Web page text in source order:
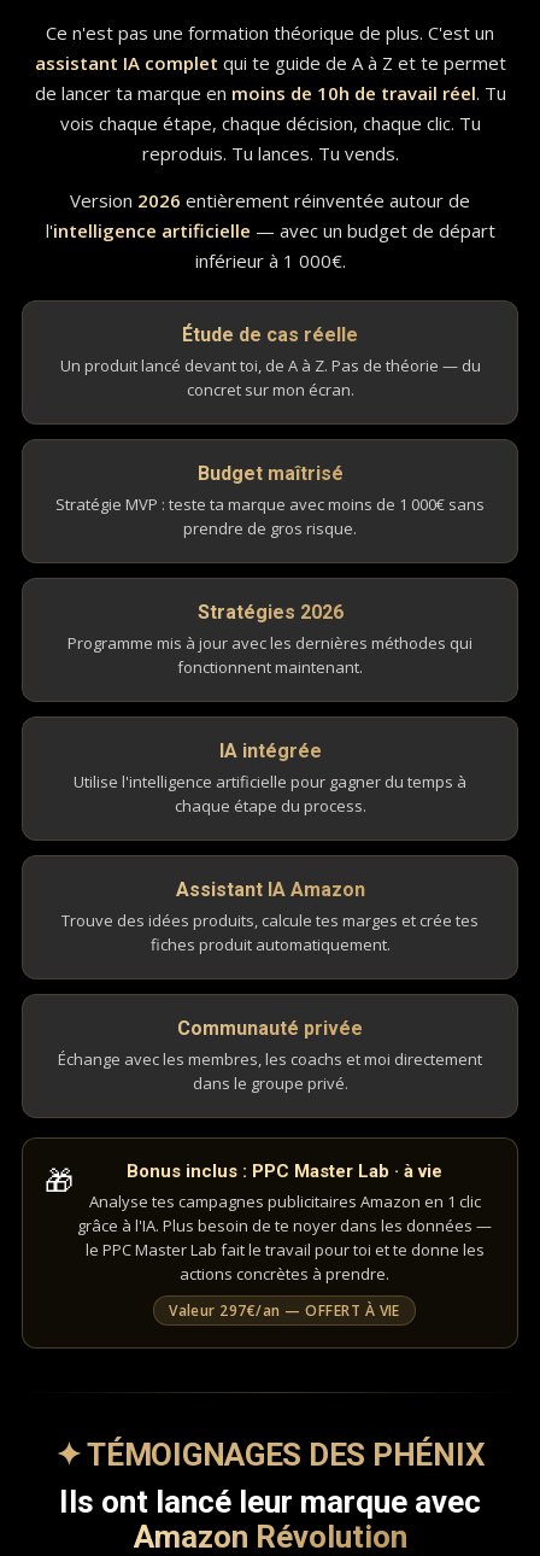
Ce n'est pas une formation théorique de plus. C'est un
assistant IA complet qui te guide de A à Z et te permet
de lancer ta marque en moins de 10h de travail réel. Tu
vois chaque étape, chaque décision, chaque clic. Tu
reproduis. Tu lances. Tu vends.
Version 2026 entièrement réinventée autour de
l'intelligence artificielle — avec un budget de départ
inférieur à 1 000€.
Étude de cas réelle
Un produit lancé devant toi, de A à Z. Pas de théorie — du
concret sur mon écran.
Budget maîtrisé
Stratégie MVP : teste ta marque avec moins de 1 000€ sans
prendre de gros risque.
Stratégies 2026
Programme mis à jour avec les dernières méthodes qui
fonctionnent maintenant.
IA intégrée
Utilise l'intelligence artificielle pour gagner du temps à
chaque étape du process.
Assistant IA Amazon
Trouve des idées produits, calcule tes marges et crée tes
fiches produit automatiquement.
Communauté privée
Échange avec les membres, les coachs et moi directement
dans le groupe privé.
🎁
Bonus inclus : PPC Master Lab · à vie
Analyse tes campagnes publicitaires Amazon en 1 clic
grâce à l'IA. Plus besoin de te noyer dans les données —
le PPC Master Lab fait le travail pour toi et te donne les
actions concrètes à prendre.
Valeur 297€/an — OFFERT À VIE
✦ TÉMOIGNAGES DES PHÉNIX
Ils ont lancé leur marque avec
Amazon Révolution